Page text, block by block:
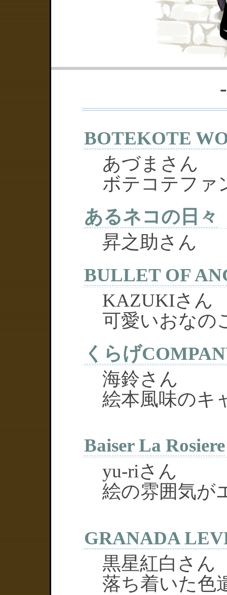
BOTEKOTE
あづまさん
ボテコテファ
あるネコの日々
昇之助さん
BULLET OF
KAZUKIさん
可愛いおなの
くらげ
海鈴さん
絵本風味のキ
Baiser La Rosiere
yu-riさん
絵の雰囲気が
GRANADA
黒星紅白さん
落ち着いた色